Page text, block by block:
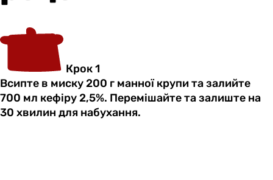
Крок 1
Всипте в миску 200 г манної крупи та залийте
700 мл кефіру 2,5%. Перемішайте та залиште на
30 хвилин для набухання.